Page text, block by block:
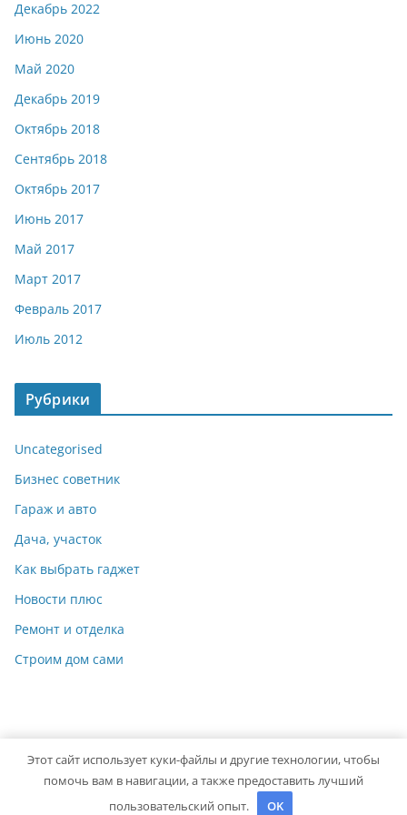
Декабрь 2022
Июнь 2020
Май 2020
Декабрь 2019
Октябрь 2018
Сентябрь 2018
Октябрь 2017
Июнь 2017
Май 2017
Март 2017
Февраль 2017
Июль 2012
Рубрики
Uncategorised
Бизнес советник
Гараж и авто
Дача, участок
Как выбрать гаджет
Новости плюс
Ремонт и отделка
Строим дом сами
Copyright © 2026 Идеальный ремонт. Powered byColorMag
Этот сайт использует куки-файлы и другие технологии, чтобы
помочь вам в навигации, а также предоставить лучший
пользовательский опыт.
OK